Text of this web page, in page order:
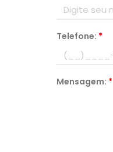
Telefone: *
Mensagem: *